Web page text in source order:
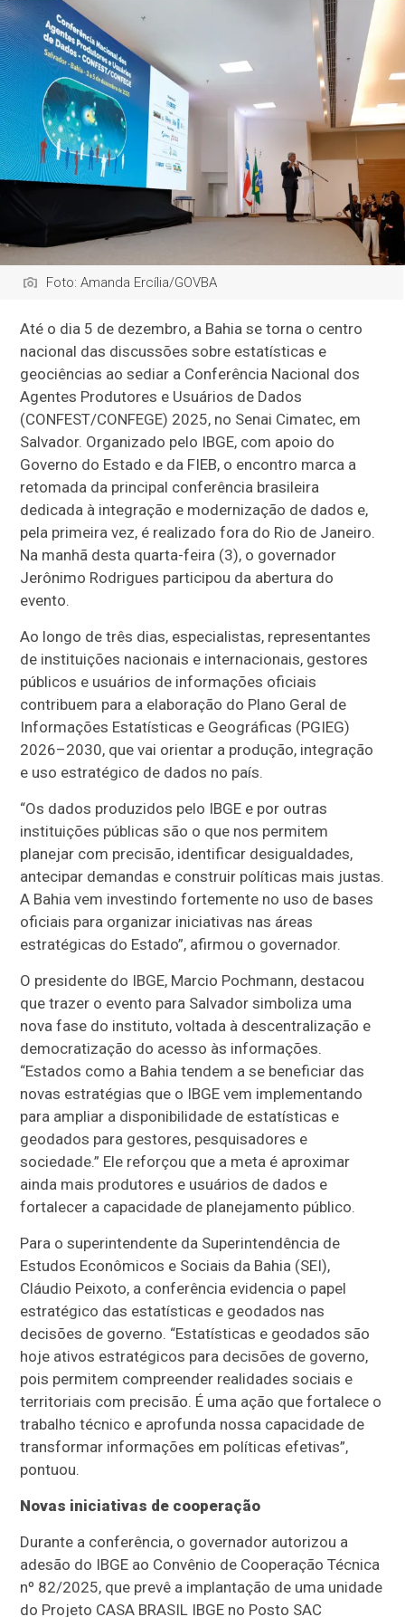
Foto: Amanda Ercília/GOVBA
Até o dia 5 de dezembro, a Bahia se torna o centro
nacional das discussões sobre estatísticas e
geociências ao sediar a Conferência Nacional dos
Agentes Produtores e Usuários de Dados
(CONFEST/CONFEGE) 2025, no Senai Cimatec, em
Salvador. Organizado pelo IBGE, com apoio do
Governo do Estado e da FIEB, o encontro marca a
retomada da principal conferência brasileira
dedicada à integração e modernização de dados e,
pela primeira vez, é realizado fora do Rio de Janeiro.
Na manhã desta quarta-feira (3), o governador
Jerônimo Rodrigues participou da abertura do
evento.
Ao longo de três dias, especialistas, representantes
de instituições nacionais e internacionais, gestores
públicos e usuários de informações oficiais
contribuem para a elaboração do Plano Geral de
Informações Estatísticas e Geográficas (PGIEG)
2026–2030, que vai orientar a produção, integração
e uso estratégico de dados no país.
“Os dados produzidos pelo IBGE e por outras
instituições públicas são o que nos permitem
planejar com precisão, identificar desigualdades,
antecipar demandas e construir políticas mais justas.
A Bahia vem investindo fortemente no uso de bases
oficiais para organizar iniciativas nas áreas
estratégicas do Estado”, afirmou o governador.
O presidente do IBGE, Marcio Pochmann, destacou
que trazer o evento para Salvador simboliza uma
nova fase do instituto, voltada à descentralização e
democratização do acesso às informações.
“Estados como a Bahia tendem a se beneficiar das
novas estratégias que o IBGE vem implementando
para ampliar a disponibilidade de estatísticas e
geodados para gestores, pesquisadores e
sociedade.” Ele reforçou que a meta é aproximar
ainda mais produtores e usuários de dados e
fortalecer a capacidade de planejamento público.
Para o superintendente da Superintendência de
Estudos Econômicos e Sociais da Bahia (SEI),
Cláudio Peixoto, a conferência evidencia o papel
estratégico das estatísticas e geodados nas
decisões de governo. “Estatísticas e geodados são
hoje ativos estratégicos para decisões de governo,
pois permitem compreender realidades sociais e
territoriais com precisão. É uma ação que fortalece o
trabalho técnico e aprofunda nossa capacidade de
transformar informações em políticas efetivas”,
pontuou.
Novas iniciativas de cooperação
Durante a conferência, o governador autorizou a
adesão do IBGE ao Convênio de Cooperação Técnica
nº 82/2025, que prevê a implantação de uma unidade
do Projeto CASA BRASIL IBGE no Posto SAC